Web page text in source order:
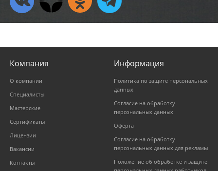
Компания
О компании
Специалисты
Мастерские
Сертификаты
Лицензии
Вакансии
Контакты
Информация
Политика по защите персональных
данных
Согласие на обработку
персональных данных
Оферта
Согласие на обработку
персональных данных для рекламы
Положение об обработке и защите